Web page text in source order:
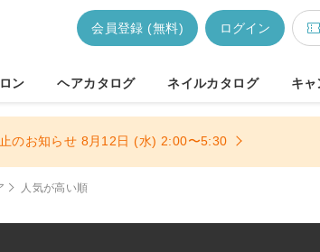
ログイン
会員登録 (無料)
ン ヘアカタログ ネイルカタログ キ
のお知らせ 8月12日 (水) 2:00〜5:30
人気が高い順